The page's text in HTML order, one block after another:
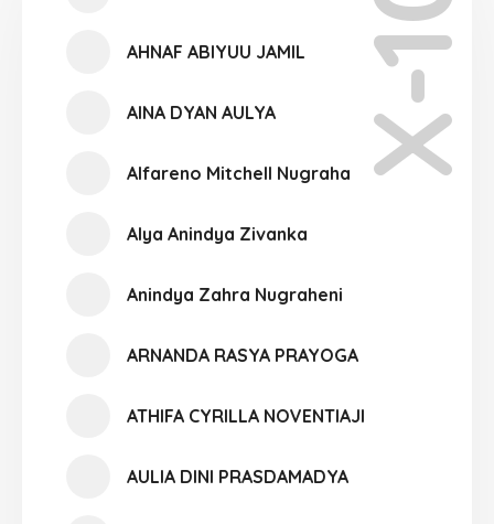
X-10
AHNAF ABIYUU JAMIL
AINA DYAN AULYA
Alfareno Mitchell Nugraha
Alya Anindya Zivanka
Anindya Zahra Nugraheni
ARNANDA RASYA PRAYOGA
ATHIFA CYRILLA NOVENTIAJI
AULIA DINI PRASDAMADYA